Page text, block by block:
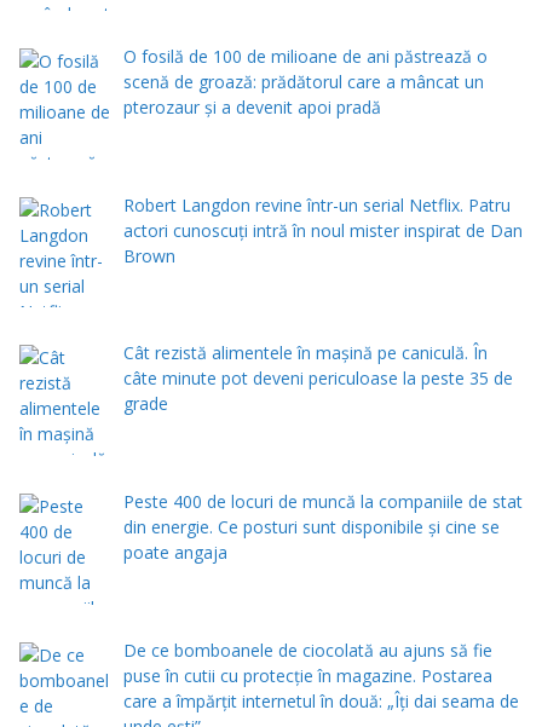
O fosilă de 100 de milioane de ani păstrează o
scenă de groază: prădătorul care a mâncat un
pterozaur și a devenit apoi pradă
Robert Langdon revine într-un serial Netflix. Patru
actori cunoscuți intră în noul mister inspirat de Dan
Brown
Cât rezistă alimentele în mașină pe caniculă. În
câte minute pot deveni periculoase la peste 35 de
grade
Peste 400 de locuri de muncă la companiile de stat
din energie. Ce posturi sunt disponibile și cine se
poate angaja
De ce bomboanele de ciocolată au ajuns să fie
puse în cutii cu protecţie în magazine. Postarea
care a împărţit internetul în două: „Îţi dai seama de